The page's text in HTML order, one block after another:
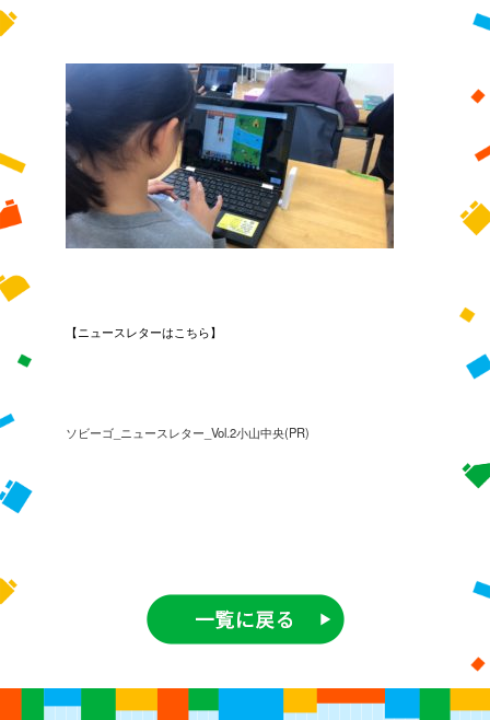
【ニュースレターはこちら】
ソビーゴ_ニュースレター_Vol.2小山中央(PR)